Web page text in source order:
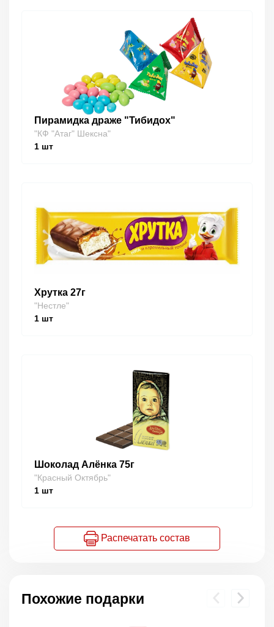
Пирамидка драже "Тибидох"
"КФ "Атаг" Шексна"
1 шт
Хрутка 27г
"Нестле"
1 шт
Шоколад Алёнка 75г
"Красный Октябрь"
1 шт
Распечатать состав
Похожие подарки